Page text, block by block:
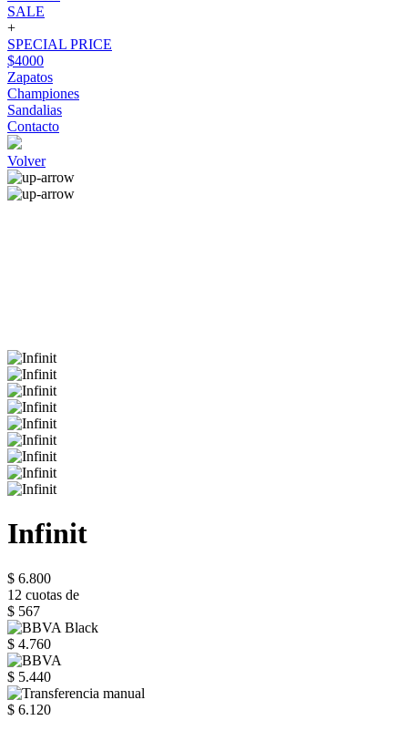
SALE
+
SPECIAL PRICE
$4000
Zapatos
Championes
Sandalias
Contacto
Volver
Infinit
$ 6.800
12 cuotas de
$ 567
$ 4.760
$ 5.440
$ 6.120